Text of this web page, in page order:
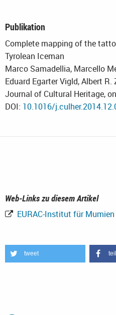
Publikation
Complete mapping of the
Tyrolean Iceman
Marco Samadellia, Marcello
Eduard Egarter Vigld, Albert R.
Journal of Cultural Heritage,
DOI: 10.1016/
Web-Links zu diesem Artikel
EURAC-Institut für
tweet